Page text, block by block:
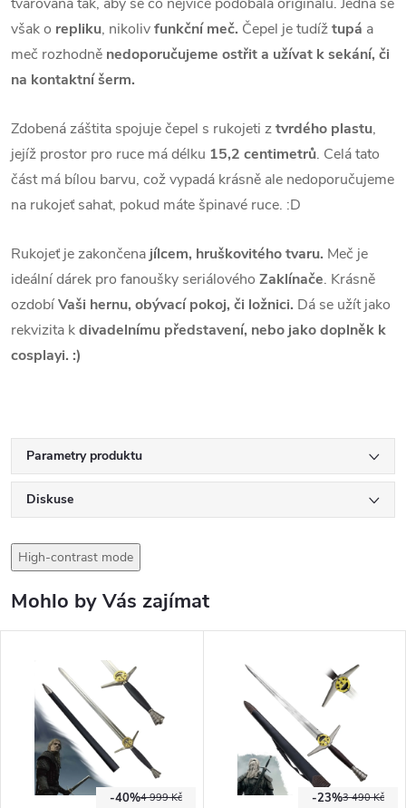
však o repliku, nikolivfunkční meč. Čepel je tudížtupá a
meč rozhodně nedoporučujeme ostřit a užívat k sekání, či
na kontaktní šerm.
Zdobená záštita spojuje čepel s rukojeti ztvrdého plastu,
jejíž prostor pro ruce má délku 15,2 centimetrů. Celá tato
část má bílou barvu, což vypadá krásně ale nedoporučujeme
na rukojeť sahat, pokud máte špinavé ruce. :D
Rukojeť je zakončena jílcem, hruškovitého tvaru. Meč je
ideální dárek pro fanoušky seriálového Zaklínače. Krásně
ozdobíVaši hernu, obývací pokoj, či ložnici. Dá se užít jako
rekvizita kdivadelnímu představení, nebo jako doplněk k
cosplayi. :)
Parametry produktu
Diskuse
High-contrast mode
Mohlo by Vás zajímat
4 999 Kč
-40% 3 490 Kč
-23%